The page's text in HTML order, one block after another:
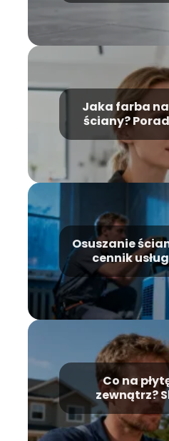
Jaka farba
ściany?
Osuszanie
cennik
Co na
zewnątrz?